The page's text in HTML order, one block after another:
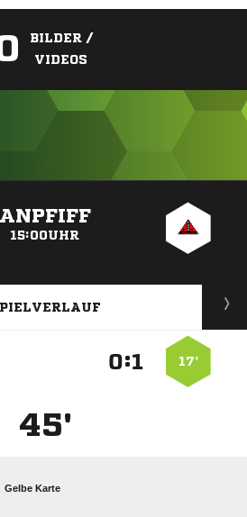
BILDER /
VIDEOS
ANPFIFF
15:00UHR
17’
:
45'
Gelbe Karte